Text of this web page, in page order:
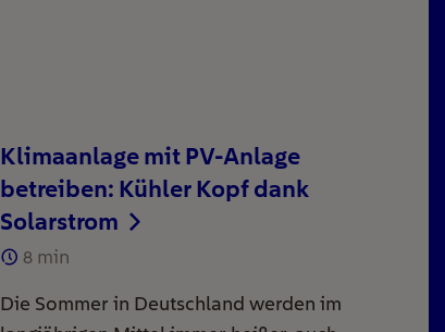
Klimaanlage mit PV-Anlage
betreiben: Kühler Kopf dank
Solarstrom
8 min
Die Sommer in Deutschland werden im